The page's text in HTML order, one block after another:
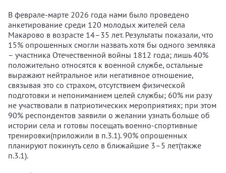
В феврале-марте 2026 года нами было проведено
анкетирование среди 120 молодых жителей села
Макарово в возрасте 14–35 лет. Результаты показали, что
15% опрошенных смогли назвать хотя бы одного земляка
– участника Отечественной войны 1812 года; лишь 40%
положительно относятся к военной службе, остальные
выражают нейтральное или негативное отношение,
связывая это со страхом, отсутствием физической
подготовки и непониманием целей службы; 60% ни разу
не участвовали в патриотических мероприятиях; при этом
90% респондентов заявили о желании узнать больше об
истории села и готовы посещать военно-спортивные
тренировки(приложили в п.3.1). 90% опрошенных
планируют покинуть село в ближайшие 3–5 лет(также
п.3.1).